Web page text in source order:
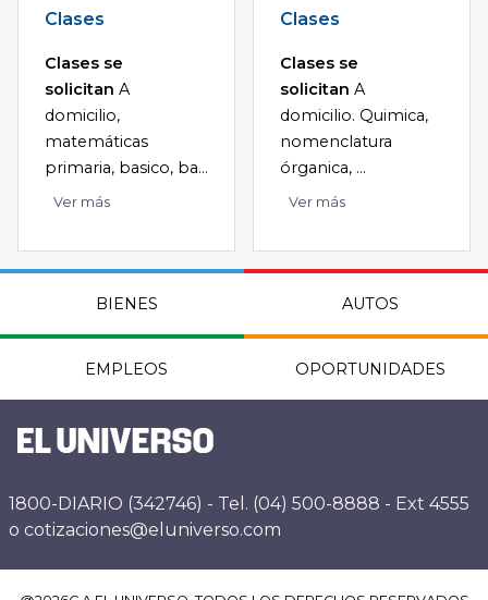
Clases
Clases se
solicitan A
domicilio,
matemáticas
primaria, basico, ba...
Ver más
Clases
Clases se
solicitan A
domicilio. Quimica,
nomenclatura
órganica, ...
Ver más
BIENES AUTOS
EMPLEOS OPORTUNIDADES
1800-DIARIO (342746) - Tel. (04) 500-8888 - Ext 4555
o cotizaciones@eluniverso.com